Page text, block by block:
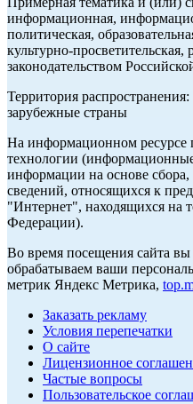
информационная,
политическая,
культурно-просветительская,
законодательством
Территория
зарубежные страны
На информационном ресурсе
технологии
информации на основе сбора,
сведений, относящихся к
"Интернет", находящихся на
Федерации).
Во время посещения сайта вы
обрабатываем ваши
метрик Яндекс Метрика,
Заказать рекламу
Условия перепечатки
О сайте
Лицензионное
Частые вопросы
Пользовательское